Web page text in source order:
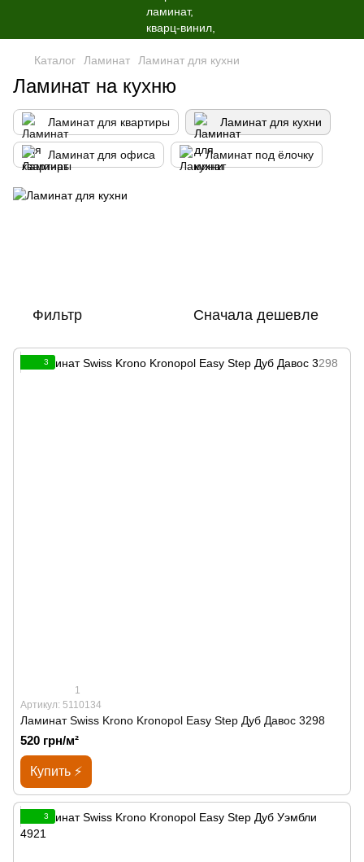
Каталог Ламинат Ламинат для кухни
Ламинат на кухню
Ламинат для квартиры Ламинат для кухни
Ламинат для офиса Ламинат под ёлочку
Фильтр Сначала дешевле
3
1
Артикул: 5110134
Ламинат Swiss Krono Kronopol Easy Step Дуб Давос 3298
520 грн/м²
Купить ⚡
3